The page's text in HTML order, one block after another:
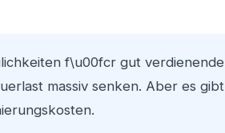
f\u00fcr gut verdienende
massiv senken. Aber es gibt